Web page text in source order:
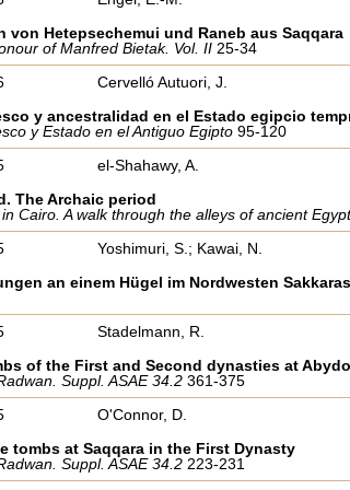
von Hetepsechemui und Raneb aus Saqqara
of Manfred Bietak. Vol. II25-34
Cervelló Autuori, J.
y ancestralidad en el Estado egipcio
y Estado en el Antiguo Egipto95-120
el-Shahawy, A.
The Archaic period
Cairo. A walk through the alleys of ancient
Yoshimuri, S.; Kawai, N.
an einem Hügel im Nordwesten Sakkaras
Stadelmann, R.
of the First and Second dynasties at
Suppl. ASAE 34.2361-375
O'Connor, D.
tombs at Saqqara in the First Dynasty
Suppl. ASAE 34.2223-231